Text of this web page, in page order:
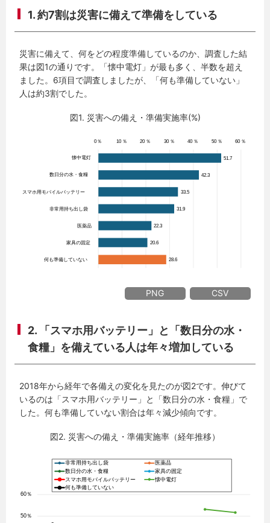
1. 約7割は災害に備えて準備をしている
災害に備えて、何をどの程度準備しているのか、調査した結
果は図1の通りです。「懐中電灯」が最も多く、半数を超え
ました。6項目で調査しましたが、「何も準備していない」
人は約3割でした。
図1. 災害への備え・準備実施率(%)
PNG CSV
2. 「スマホ用バッテリー」と「数日分の水・
食糧」を備えている人は年々増加している
2018年から経年で各備えの変化を見たのが図2です。伸びて
いるのは「スマホ用バッテリー」と「数日分の水・食糧」で
した。何も準備していない割合は年々減少傾向です。
図2. 災害への備え・準備実施率（経年推移）